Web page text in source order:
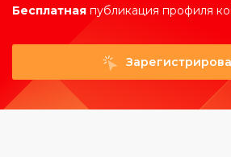
Бесплатная публикация профиля